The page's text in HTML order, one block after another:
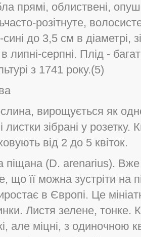
прямі, облиствені,
розітнуте,
до 3,5 см в діаметрі,
липні-серпні. Плід -
з 1741 року.(5)
вирощується як
листки зібрані у розетку.
від 2 до 5 квіток.
піщана (D. arenarius). Вже
що її можна зустріти на
в Європі. Це
Листя зелене, тонке.
але міцні, з одиночною